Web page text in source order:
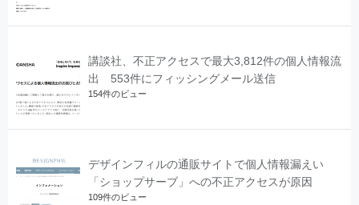
講談社、不正アクセスで最大3,812件の個人情報流
出 553件にフィッシングメール送信
154件のビュー
デザインフィルの通販サイトで個人情報漏えい
「ショップサーブ」への不正アクセスが原因
109件のビュー